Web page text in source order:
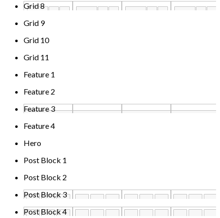
Grid 8
Grid 9
Grid 10
Grid 11
Feature 1
Feature 2
Feature 3
Feature 4
Hero
Post Block 1
Post Block 2
Post Block 3
Post Block 4